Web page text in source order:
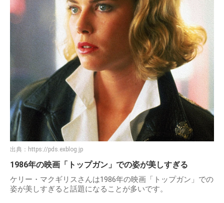
出典： https://pds.exblog.jp
1986年の映画「トップガン」での姿が美しすぎる
ケリー・マクギリスさんは1986年の映画「トップガン」での
姿が美しすぎると話題になることが多いです。